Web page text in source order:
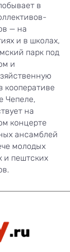
в
— на
и в школах,
парк под
и
кооперативе
Чепеле,
на
концерте
ансамблей
молодых
и пештских